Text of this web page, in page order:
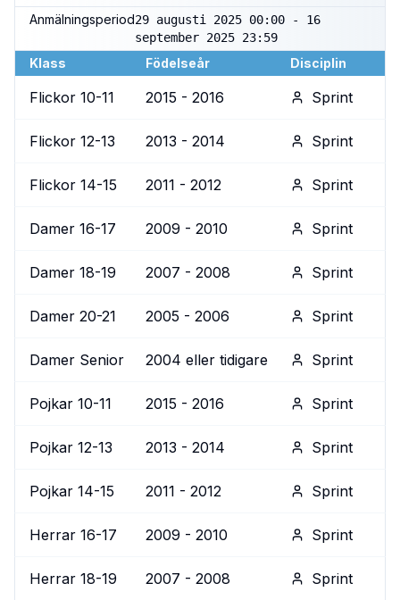
Anmälningsperiod29 augusti 2025 00:00 - 16
september 2025 23:59
Klass Födelseår Disciplin
Flickor 10-11 2015 - 2016 Sprint
Flickor 12-13 2013 - 2014 Sprint
Flickor 14-15 2011 - 2012 Sprint
Damer 16-17 2009 - 2010 Sprint
Damer 18-19 2007 - 2008 Sprint
Damer 20-21 2005 - 2006 Sprint
Damer Senior 2004 eller tidigare Sprint
Pojkar 10-11 2015 - 2016 Sprint
Pojkar 12-13 2013 - 2014 Sprint
Pojkar 14-15 2011 - 2012 Sprint
Herrar 16-17 2009 - 2010 Sprint
Herrar 18-19 2007 - 2008 Sprint